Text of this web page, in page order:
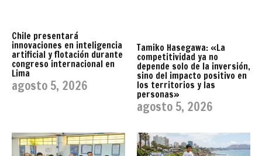
Chile presentará
innovaciones en inteligencia
artificial y flotación durante
congreso internacional en
Lima
agosto 5, 2026
Tamiko Hasegawa: «La
competitividad ya no
depende solo de la inversión,
sino del impacto positivo en
los territorios y las
personas»
agosto 5, 2026